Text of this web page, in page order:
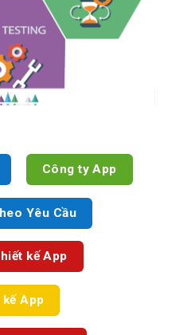
Công ty App
Yêu Cầu
kế App
App